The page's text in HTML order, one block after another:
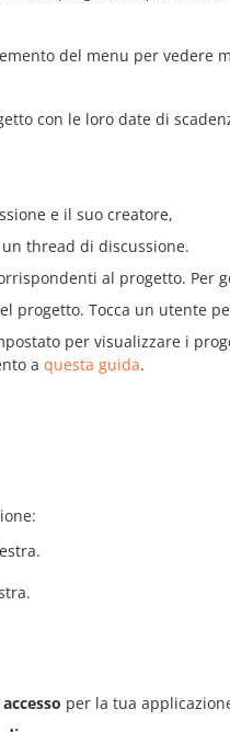
del menu per vedere
con le loro date di
e il suo creatore,
thread di discussione.
al progetto. Per
progetto. Tocca un utente
per visualizzare i
a questa guida.
per la tua